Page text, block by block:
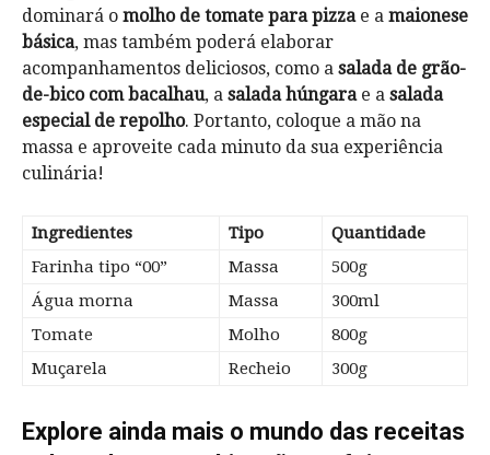
dominará o molho de tomate para pizzae a maionese
básica, mas também poderá elaborar
acompanhamentos deliciosos, como a salada de grão-
de-bico com bacalhau, a salada húngarae a salada
especial de repolho. Portanto, coloque a mão na
massa e aproveite cada minuto da sua experiência
culinária!
Ingredientes Tipo
Quantidade
Farinha tipo “00”
Massa
500g
Água morna
Massa
300ml
Tomate
Molho
800g
Muçarela
Recheio 300g
Explore ainda mais o mundo das receitas